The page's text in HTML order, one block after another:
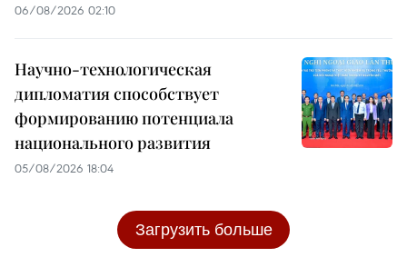
06/08/2026 02:10
Научно-технологическая
дипломатия способствует
формированию потенциала
национального развития
05/08/2026 18:04
Загрузить больше